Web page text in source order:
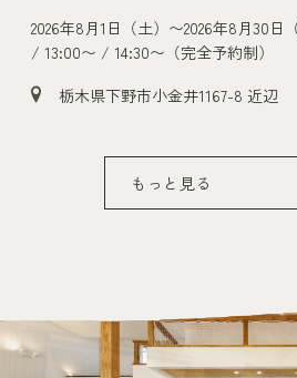
〜
2026年4月25日（土）〜 10:00
（完全予約制）
茨城県古河市久能１２２６
もっと見る